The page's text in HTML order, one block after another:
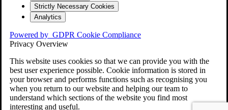
Strictly Necessary Cookies
Analytics
Powered by GDPR Cookie Compliance
Privacy Overview
This website uses cookies so that we can provide you with the
best user experience possible. Cookie information is stored in
your browser and performs functions such as recognising you
when you return to our website and helping our team to
understand which sections of the website you find most
interesting and useful.